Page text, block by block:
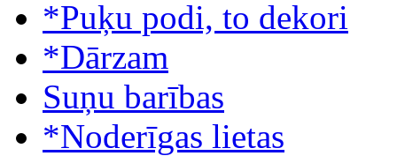
*Puķu podi, to dekori
*Dārzam
Suņu barības
*Noderīgas lietas